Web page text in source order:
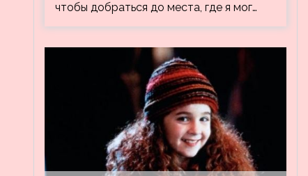
чтобы добраться до места, где я мог…